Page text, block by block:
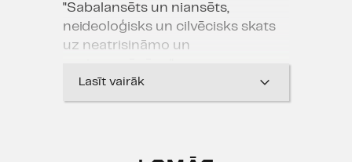
"Sabalansēts un niansēts,
neideoloģisks un cilvēcisks skats
uz neatrisināmo un
Lasīt vairāk